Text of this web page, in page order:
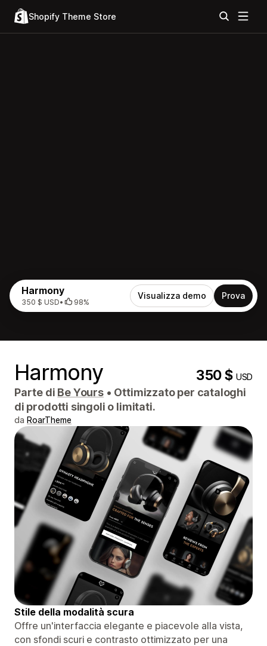
Shopify Theme Store
Harmony
350 $ USD• 98%
Visualizza demo Prova
Harmony 350 $USD
Parte di Be Yours • Ottimizzato per cataloghi
di prodotti singoli o limitati.
da RoarTheme
Stile della modalità scura
Offre un'interfaccia elegante e piacevole alla vista,
con sfondi scuri e contrasto ottimizzato per una